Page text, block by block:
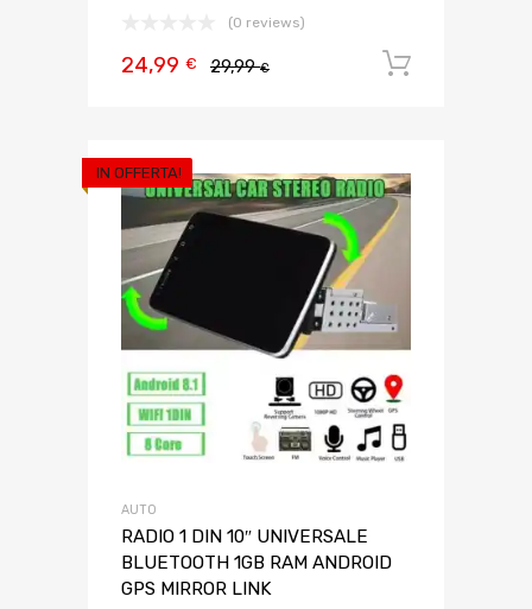
(0 reviews)
29,99€
24,99 €
IN OFFERTA!
AUTO
RADIO 1 DIN 10″ UNIVERSALE
BLUETOOTH 1GB RAM ANDROID
GPS MIRROR LINK